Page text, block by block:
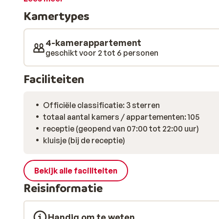
uitzicht op de besneeuwde omgeving. Zin in nog
center worden geweldige beautybehandelingen en
populaire hotel bar is een perfecte plek om de dag af
knisperende haardvuur van een heerlijke
Kamertypes
4-kamerappartement
geschikt voor 2 tot 6 personen
Faciliteiten
Officiële classificatie: 3 sterren
totaal aantal kamers / appartementen: 105
receptie (geopend van 07:00 tot 22:00 uur)
kluisje (bij de receptie)
Bekijk alle faciliteiten
Reisinformatie